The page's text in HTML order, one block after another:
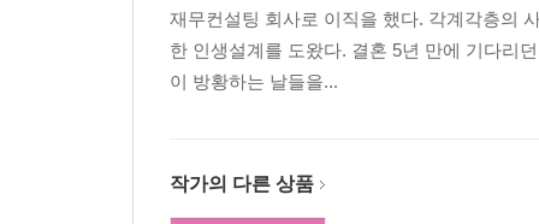
재무컨설팅 회사로 이직을 했다. 각계각층의
한 인생설계를 도왔다. 결혼 5년 만에 기다리
이 방황하는 날들을...
작가의 다른 상품